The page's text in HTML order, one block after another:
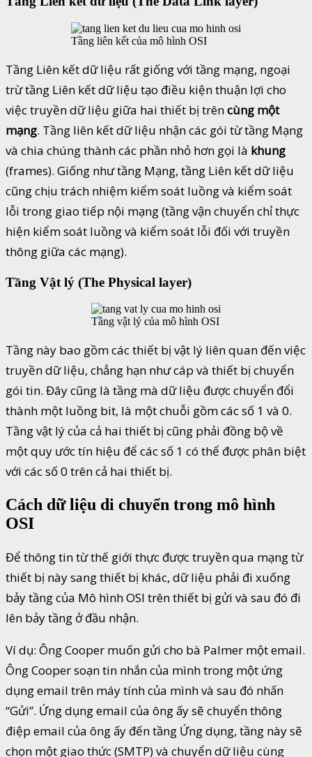
Tầng liên kết của mô hình OSI
Tầng Liên kết dữ liệu rất giống với tầng mạng, ngoại
trừ tầng Liên kết dữ liệu tạo điều kiện thuận lợi cho
việc truyền dữ liệu giữa hai thiết bị trêncùng một
mạng. Tầng liên kết dữ liệu nhận các gói từ tầng Mạng
và chia chúng thành các phần nhỏ hơn gọi là khung
(frames). Giống như tầng Mạng, tầng Liên kết dữ liệu
cũng chịu trách nhiệm kiểm soát luồng và kiểm soát
lỗi trong giao tiếp nội mạng (tầng vận chuyển chỉ thực
hiện kiểm soát luồng và kiểm soát lỗi đối với truyền
thông giữa các mạng).
Tầng Vật lý (The Physical layer)
Tầng vật lý của mô hình OSI
Tầng này bao gồm các thiết bị vật lý liên quan đến việc
truyền dữ liệu, chẳng hạn như cáp và thiết bị chuyển
gói tin. Đây cũng là tầng mà dữ liệu được chuyển đổi
thành một luồng bit, là một chuỗi gồm các số 1 và 0.
Tầng vật lý của cả hai thiết bị cũng phải đồng bộ về
một quy ước tín hiệu để các số 1 có thể được phân biệt
với các số 0 trên cả hai thiết bị.
Cách dữ liệu di chuyển trong mô hình
OSI
Để thông tin từ thế giới thực được truyền qua mạng từ
thiết bị này sang thiết bị khác, dữ liệu phải đi xuống
bảy tầng của Mô hình OSI trên thiết bị gửi và sau đó đi
lên bảy tầng ở đầu nhận.
Ví dụ: Ông Cooper muốn gửi cho bà Palmer một email.
Ông Cooper soạn tin nhắn của mình trong một ứng
dụng email trên máy tính của mình và sau đó nhấn
“Gửi”. Ứng dụng email của ông ấy sẽ chuyển thông
điệp email của ông ấy đến tầng Ứng dụng, tầng này sẽ
chọn một giao thức (SMTP) và chuyển dữ liệu cùng